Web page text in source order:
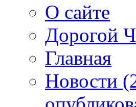
О сайте
Дорогой
Главная
Новости